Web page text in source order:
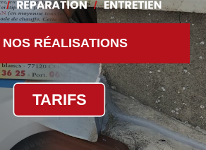
NOS RÉALISATIONS
TARIFS